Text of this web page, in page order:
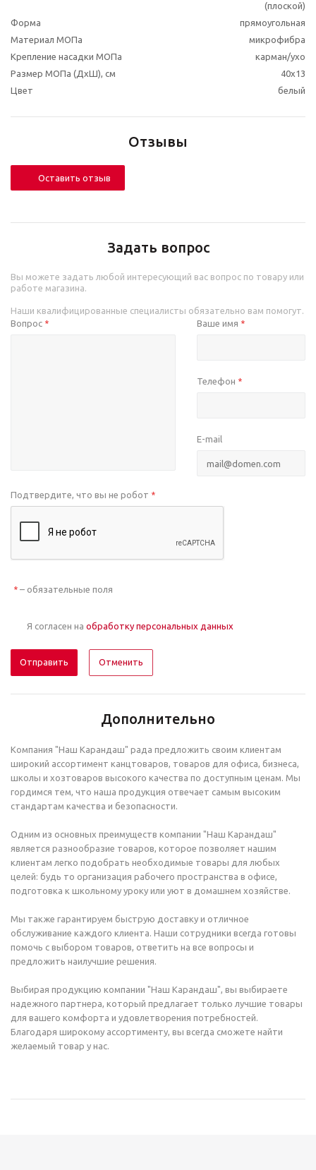
(плоской)
Форма
прямоугольная
Материал МОПа
микрофибра
Крепление насадки МОПа
карман/ухо
Размер МОПа (ДхШ), см
40x13
Цвет
белый
Отзывы
Оставить отзыв
Задать вопрос
Вы можете задать любой интересующий вас вопрос по товару или
работе магазина.
Наши квалифицированные специалисты обязательно вам помогут.
Вопрос * Ваше имя *
Телефон *
E-mail
Подтвердите, что вы не робот *
* – обязательные поля
Я согласен на обработку персональных данных
Отменить
Дополнительно
Компания "Наш Карандаш" рада предложить своим клиентам
широкий ассортимент канцтоваров, товаров для офиса, бизнеса,
школы и хозтоваров высокого качества по доступным ценам. Мы
гордимся тем, что наша продукция отвечает самым высоким
стандартам качества и безопасности.
Одним из основных преимуществ компании "Наш Карандаш"
является разнообразие товаров, которое позволяет нашим
клиентам легко подобрать необходимые товары для любых
целей: будь то организация рабочего пространства в офисе,
подготовка к школьному уроку или уют в домашнем хозяйстве.
Мы также гарантируем быструю доставку и отличное
обслуживание каждого клиента. Наши сотрудники всегда готовы
помочь с выбором товаров, ответить на все вопросы и
предложить наилучшие решения.
Выбирая продукцию компании "Наш Карандаш", вы выбираете
надежного партнера, который предлагает только лучшие товары
для вашего комфорта и удовлетворения потребностей.
Благодаря широкому ассортименту, вы всегда сможете найти
желаемый товар у нас.